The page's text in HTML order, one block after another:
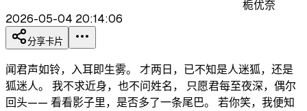
栀优奈
2026-05-04 20:14:06
分享卡片
闻君声如铃，入耳即生雾。 才两日，已不知是人迷狐，还是
狐迷人。 我不求近身，也不问姓名， 只愿君每至夜深，偶尔
回头—— 看看影子里，是否多了一条尾巴。 若你笑，我便知